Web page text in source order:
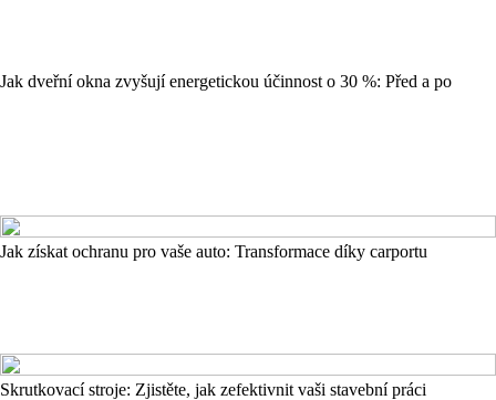
Jak dveřní okna zvyšují energetickou účinnost o 30 %: Před a po
Jak získat ochranu pro vaše auto: Transformace díky carportu
Skrutkovací stroje: Zjistěte, jak zefektivnit vaši stavební práci